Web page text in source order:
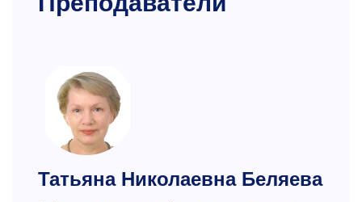
Татьяна Николаевна Беляева